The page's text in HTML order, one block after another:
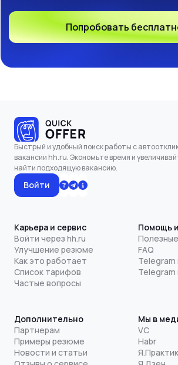
Попробовать
Быстрый и удобный поиск работы с
вакансии hh.ru. Экономьте время и
найти подходящую вакансию.
Войти
Карьера и сервис
Войти через hh.ru
Улучшение резюме
Как это работает
Список тарифов
Частые вопросы
Помощь
FAQ
Telegram
Дополнительно
Партнерам
Примеры резюме
Новости и статьи
Мы в
VC
Habr